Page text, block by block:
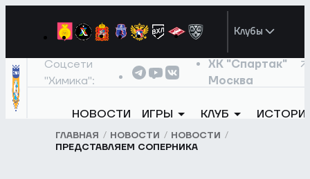
Клубы
Соцсети
"Химика":
ХК "Спартак"
Москва
НОВОСТИ ИГРЫ КЛУБ
ГЛАВНАЯ НОВОСТИ
НОВОСТИ
ПРЕДСТАВЛЯЕМ СОПЕРНИКА